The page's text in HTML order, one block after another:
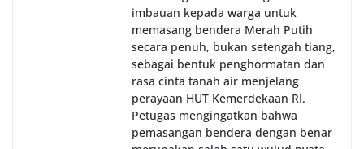
imbauan kepada warga untuk
memasang bendera Merah Putih
secara penuh, bukan setengah tiang,
sebagai bentuk penghormatan dan
rasa cinta tanah air menjelang
perayaan HUT Kemerdekaan RI.
Petugas mengingatkan bahwa
pemasangan bendera dengan benar